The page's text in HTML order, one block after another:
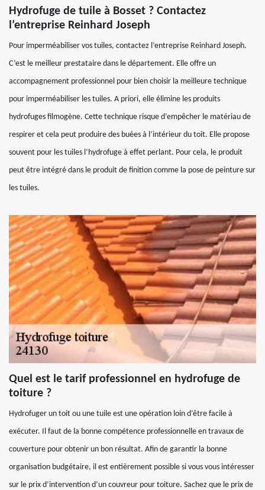
Hydrofuge de tuile à Bosset ? Contactez
l’entreprise Reinhard Joseph
Pour imperméabiliser vos tuiles, contactez l’entreprise Reinhard Joseph.
C’est le meilleur prestataire dans le département. Elle offre un
accompagnement professionnel pour bien choisir la meilleure technique
pour imperméabiliser les tuiles. A priori, elle élimine les produits
hydrofuges filmogène. Cette technique risque d’empêcher le matériau de
respirer et cela peut produire des buées à l’intérieur du toit. Elle propose
souvent pour les tuiles l’hydrofuge à effet perlant. Pour cela, le produit
peut être intégré dans le produit de finition comme la pose de peinture sur
les tuiles.
Quel est le tarif professionnel en hydrofuge de
toiture ?
Hydrofuger un toit ou une tuile est une opération loin d’être facile à
exécuter. Il faut de la bonne compétence professionnelle en travaux de
couverture pour obtenir un bon résultat. Afin de garantir la bonne
organisation budgétaire, il est entièrement possible si vous vous intéresser
sur le prix d’intervention d’un couvreur pour toiture. Sachez que le prix de